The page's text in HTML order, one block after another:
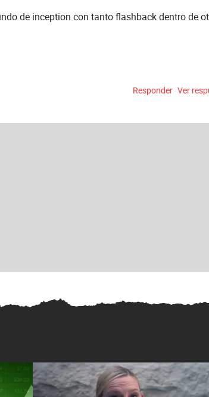
de inception con tanto flashback dentro de
Responder Ver